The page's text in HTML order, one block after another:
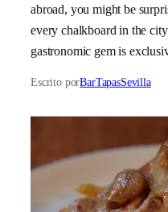
abroad, you might be
every chalkboard in the
gastronomic gem is
Escrito porBarTapasSevilla